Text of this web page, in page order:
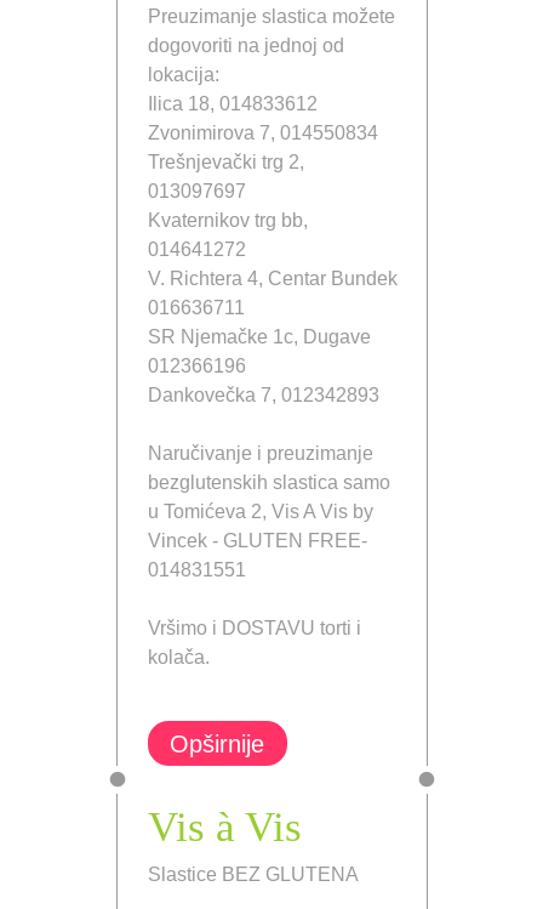
Preuzimanje slastica možete
dogovoriti na jednoj od
lokacija:
Ilica 18, 014833612
Zvonimirova 7, 014550834
Trešnjevački trg 2,
013097697
Kvaternikov trg bb,
014641272
V. Richtera 4, Centar Bundek
016636711
SR Njemačke 1c, Dugave
012366196
Dankovečka 7, 012342893
Naručivanje i preuzimanje
bezglutenskih slastica samo
u Tomićeva 2, Vis A Vis by
Vincek - GLUTEN FREE-
014831551
Vršimo i DOSTAVU torti i
kolača.
Opširnije
Vis à Vis
Slastice BEZ GLUTENA